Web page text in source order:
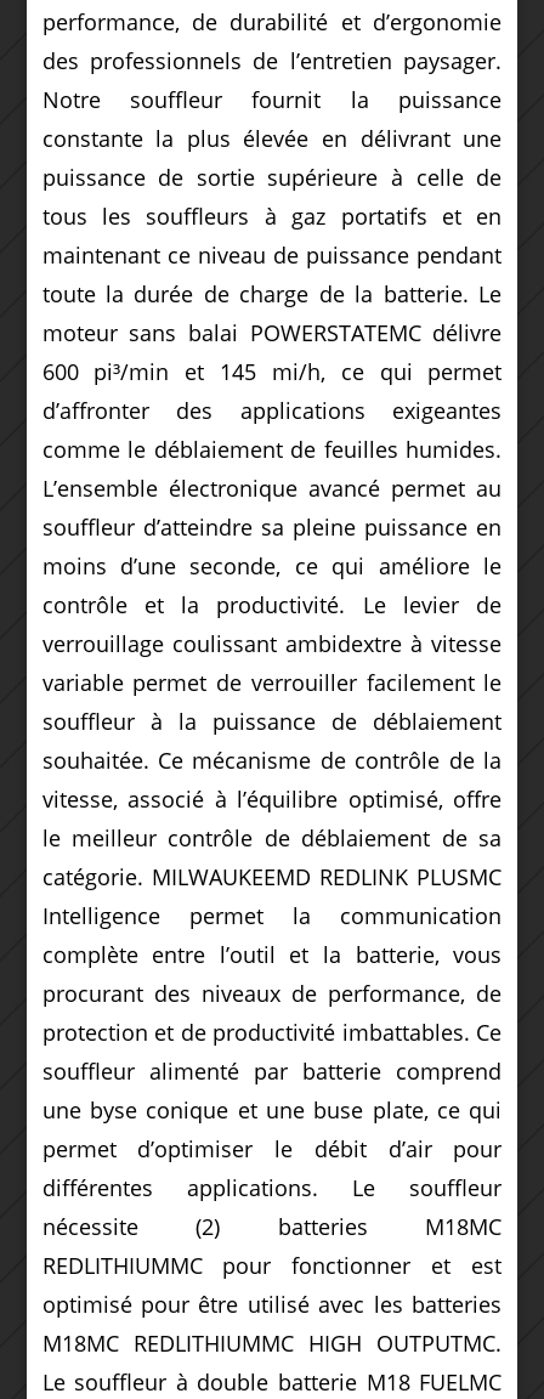
performance, de durabilité et d’ergonomie
des professionnels de l’entretien paysager.
Notre souffleur fournit la puissance
constante la plus élevée en délivrant une
puissance de sortie supérieure à celle de
tous les souffleurs à gaz portatifs et en
maintenant ce niveau de puissance pendant
toute la durée de charge de la batterie. Le
moteur sans balai POWERSTATEMC délivre
600 pi³/min et 145 mi/h, ce qui permet
d’affronter des applications exigeantes
comme le déblaiement de feuilles humides.
L’ensemble électronique avancé permet au
souffleur d’atteindre sa pleine puissance en
moins d’une seconde, ce qui améliore le
contrôle et la productivité. Le levier de
verrouillage coulissant ambidextre à vitesse
variable permet de verrouiller facilement le
souffleur à la puissance de déblaiement
souhaitée. Ce mécanisme de contrôle de la
vitesse, associé à l’équilibre optimisé, offre
le meilleur contrôle de déblaiement de sa
catégorie. MILWAUKEEMD REDLINK PLUSMC
Intelligence permet la communication
complète entre l’outil et la batterie, vous
procurant des niveaux de performance, de
protection et de productivité imbattables. Ce
souffleur alimenté par batterie comprend
une byse conique et une buse plate, ce qui
permet d’optimiser le débit d’air pour
différentes applications. Le souffleur
nécessite (2) batteries M18MC
REDLITHIUMMC pour fonctionner et est
optimisé pour être utilisé avec les batteries
M18MC REDLITHIUMMC HIGH OUTPUTMC.
Le souffleur à double batterie M18 FUELMC